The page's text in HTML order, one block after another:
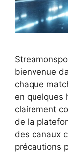
bienvenue
chaque
en quelques
clairement
de la
des canaux
précautions